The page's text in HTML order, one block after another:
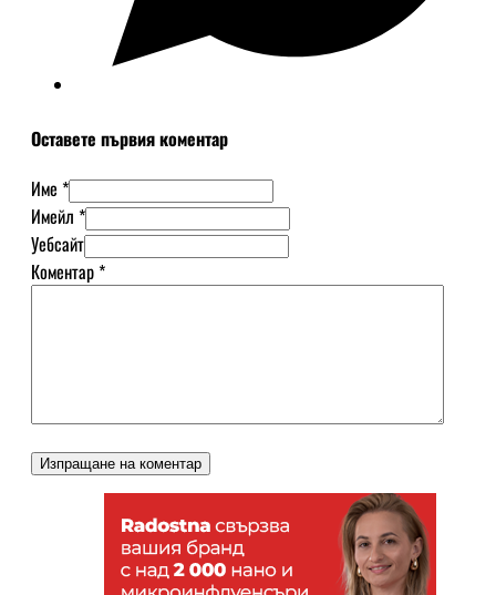
Оставете първия коментар
Име *
Имейл *
Уебсайт
Коментар*